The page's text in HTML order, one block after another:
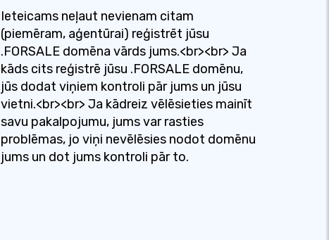
Ieteicams neļaut nevienam citam
(piemēram, aģentūrai) reģistrēt jūsu
.FORSALE domēna vārds jums.<br><br> Ja
kāds cits reģistrē jūsu .FORSALE domēnu,
jūs dodat viņiem kontroli pār jums un jūsu
vietni.<br><br> Ja kādreiz vēlēsieties mainīt
savu pakalpojumu, jums var rasties
problēmas, jo viņi nevēlēsies nodot domēnu
jums un dot jums kontroli pār to.